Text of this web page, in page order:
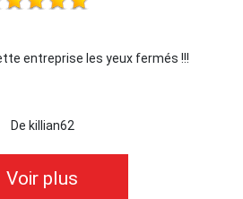
!!! Je
Voir plus